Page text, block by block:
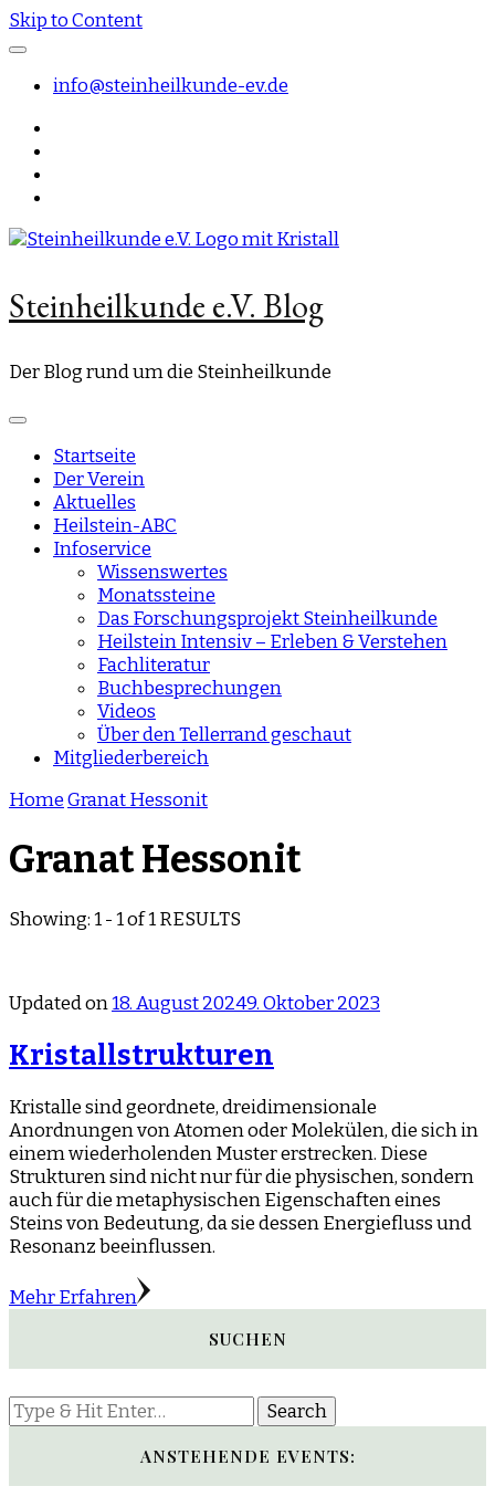
Skip to Content
info@steinheilkunde-ev.de
Steinheilkunde e.V. Blog
Der Blog rund um die Steinheilkunde
Startseite
Der Verein
Aktuelles
Heilstein-ABC
Infoservice
Wissenswertes
Monatssteine
Das Forschungsprojekt Steinheilkunde
Heilstein Intensiv – Erleben & Verstehen
Fachliteratur
Buchbesprechungen
Videos
Über den Tellerrand geschaut
Mitgliederbereich
HomeGranat Hessonit
Granat Hessonit
Showing: 1 - 1 of 1 RESULTS
Updated on18. August 20249. Oktober 2023
Kristallstrukturen
Kristalle sind geordnete, dreidimensionale
Anordnungen von Atomen oder Molekülen, die sich in
einem wiederholenden Muster erstrecken. Diese
Strukturen sind nicht nur für die physischen, sondern
auch für die metaphysischen Eigenschaften eines
Steins von Bedeutung, da sie dessen Energiefluss und
Resonanz beeinflussen.
Mehr Erfahren
SUCHEN
Looking
for
ANSTEHENDE EVENTS: